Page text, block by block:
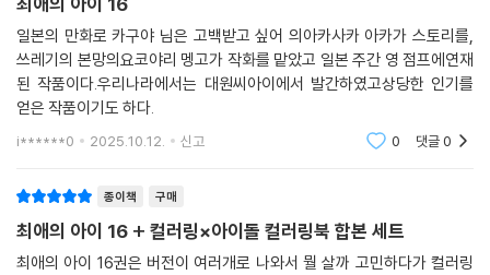
일본의 만화로 카구야 님은 고백받고 싶어 의아카사카 아카가 스토리를,
쓰레기의 본망의요코야리 멩고가 작화를 맡았고 일본 주간 영 점프에연재
된 작품이다.우리나라에서는 대원씨아이에서 발간하였고상당한 인기를
얻은 작품이기도 하다.
i******0 2025.10.12. 신고 0 댓글0
종이책 구매
최애의 아이 16 + 컬러링×아이돌 컬러링북 합본 세트
최애의 아이 16권은 버전이 여러개로 나와서 뭘 살까 고민하다가 컬러링